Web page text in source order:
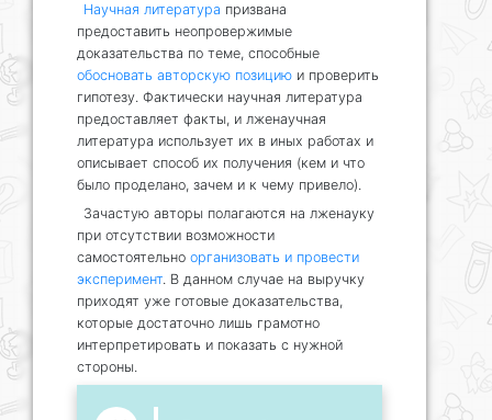
Научная литература призвана
предоставить неопровержимые
доказательства по теме, способные
обосновать авторскую позицию и проверить
гипотезу. Фактически научная литература
предоставляет факты, и лженаучная
литература использует их в иных работах и
описывает способ их получения (кем и что
было проделано, зачем и к чему привело).
Зачастую авторы полагаются на лженауку
при отсутствии возможности
самостоятельно организовать и провести
эксперимент. В данном случае на выручку
приходят уже готовые доказательства,
которые достаточно лишь грамотно
интерпретировать и показать с нужной
стороны.